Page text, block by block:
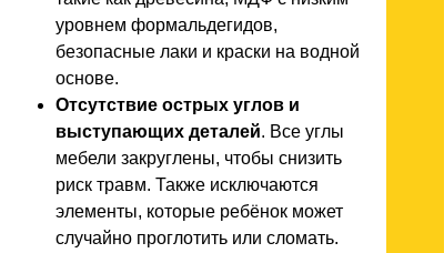
уровнем формальдегидов,
безопасные лаки и краски на водной
основе.
Отсутствие острых углов и
выступающих деталей. Все углы
мебели закруглены, чтобы снизить
риск травм. Также исключаются
элементы, которые ребёнок может
случайно проглотить или сломать.